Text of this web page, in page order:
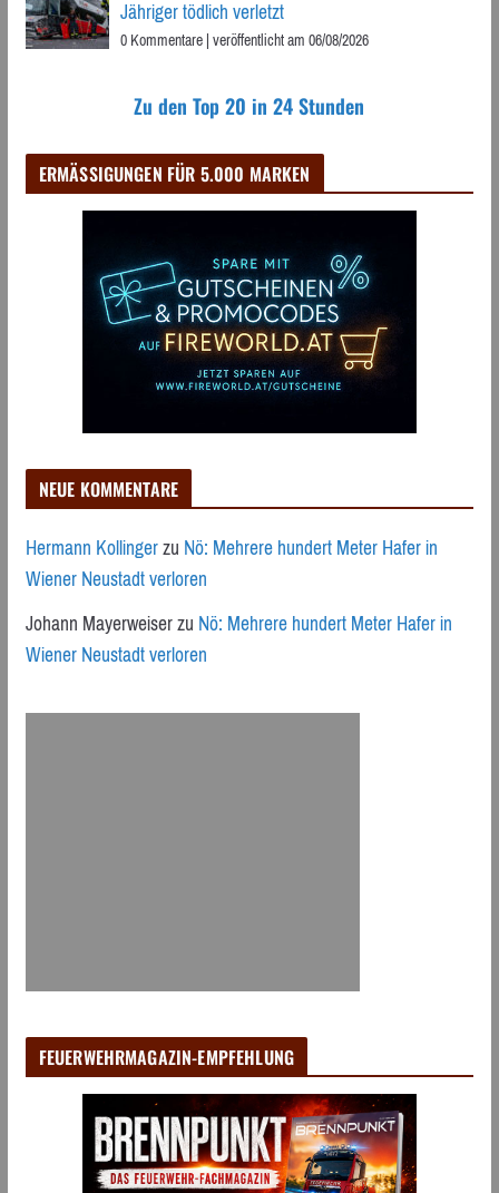
Jähriger tödlich verletzt
0 Kommentare|veröffentlicht am 06/08/2026
Zu den Top 20 in 24 Stunden
ERMÄSSIGUNGEN FÜR 5.000 MARKEN
NEUE KOMMENTARE
Hermann KollingerzuNö: Mehrere hundert Meter Hafer in
Wiener Neustadt verloren
Johann MayerweiserzuNö: Mehrere hundert Meter Hafer in
Wiener Neustadt verloren
FEUERWEHRMAGAZIN-EMPFEHLUNG